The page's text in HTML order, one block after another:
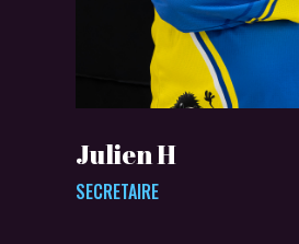
Julien H
SECRETAIRE